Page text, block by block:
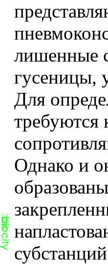
лишенные
гусеницы,
Для
требуются
Однако и